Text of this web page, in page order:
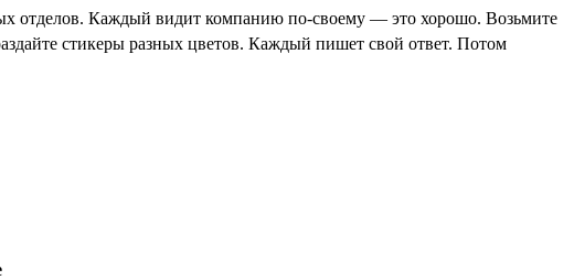
отделов. Каждый видит компанию по-своему — это хорошо. Возьмите
стикеры разных цветов. Каждый пишет свой ответ. Потом